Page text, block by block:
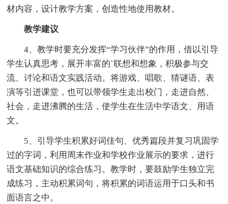
材内容，设计教学方案，创造性地使用教材。
教学建议
4、教学时要充分发挥“学习伙伴”的作用，借以引导
学生认真思考，展开丰富的`联想和想象，积极参与交
流、讨论和语文实践活动。将游戏、唱歌、猜谜语、表
演等引进课堂，也可以带领学生走出校门，走进自然、
社会，走进沸腾的生活，使学生在生活中学语文、用语
文。
5、引导学生积累好词佳句、优秀篇段并复习巩固学
过的字词，利用周末作业和学校作业展示的要求，进行
语文基础知识的综合练习。教学时，要鼓励学生独立完
成练习，主动积累词句，将积累的词语运用于口头和书
面语言之中。